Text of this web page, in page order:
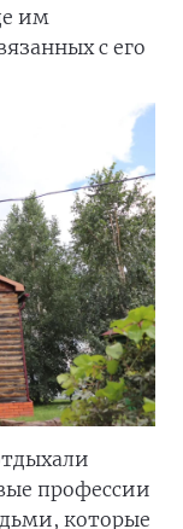
им
с его
профессии
которые